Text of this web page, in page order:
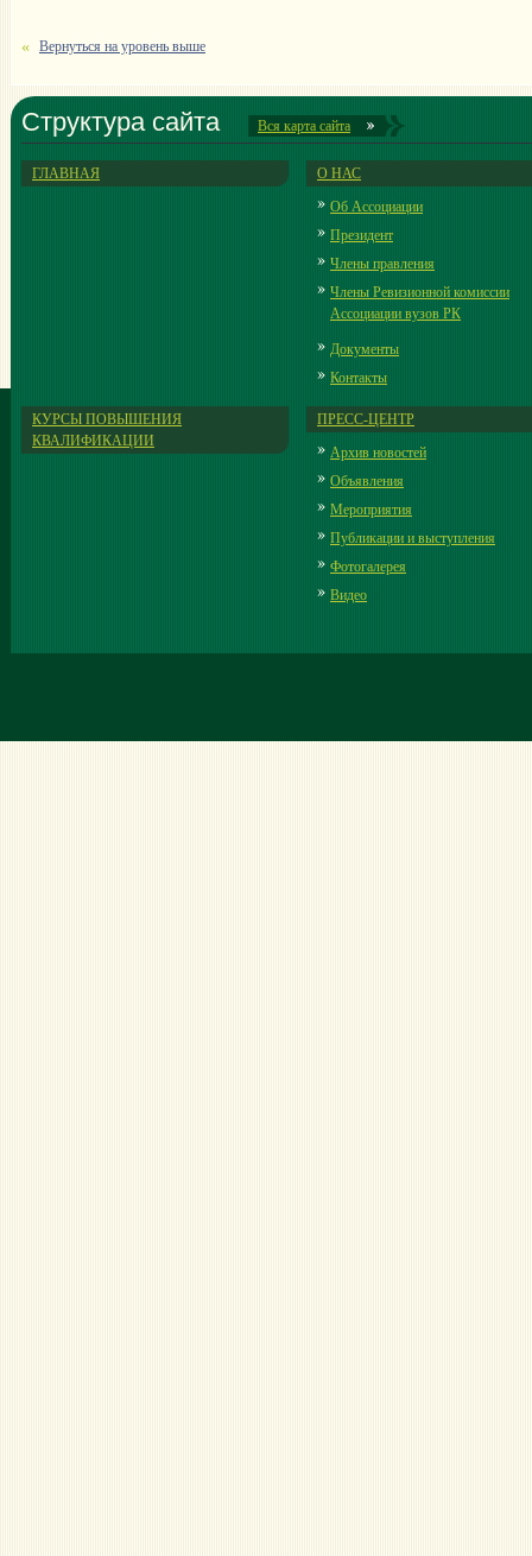
Вернуться на уровень выше
Структура сайта Вся карта сайта
ГЛАВНАЯ
О НАС
Об Ассоциации
Президент
Члены правления
Члены Ревизионной комиссии
Ассоциации вузов РК
Документы
Контакты
КУРСЫ ПОВЫШЕНИЯ
КВАЛИФИКАЦИИ
ПРЕСС-ЦЕНТР
Архив новостей
Объявления
Мероприятия
Публикации и выступления
Фотогалерея
Видео